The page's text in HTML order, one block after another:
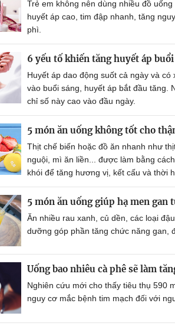
Trẻ em không nên dùng nhiều đồ
huyết áp cao, tim đập nhanh, tăng
phì.
6 yếu tố khiến tăng huyết áp buổi
Huyết áp dao động suốt cả ngày và
vào buổi sáng, huyết áp bắt đầu tăng.
chỉ số này cao vào đầu ngày.
5 món ăn uống không tốt cho
Thịt chế biến hoặc đồ ăn nhanh như
nguội, mì ăn liền... được làm bằng
khói để tăng hương vị, kết cấu và thời
5 món ăn uống giúp hạ men gan
Ăn nhiều rau xanh, củ dền, các loại
dưỡng góp phần tăng chức năng gan,
Uống bao nhiêu cà phê sẽ làm
Nghiên cứu mới cho thấy tiêu thụ 590
nguy cơ mắc bệnh tim mạch đối với